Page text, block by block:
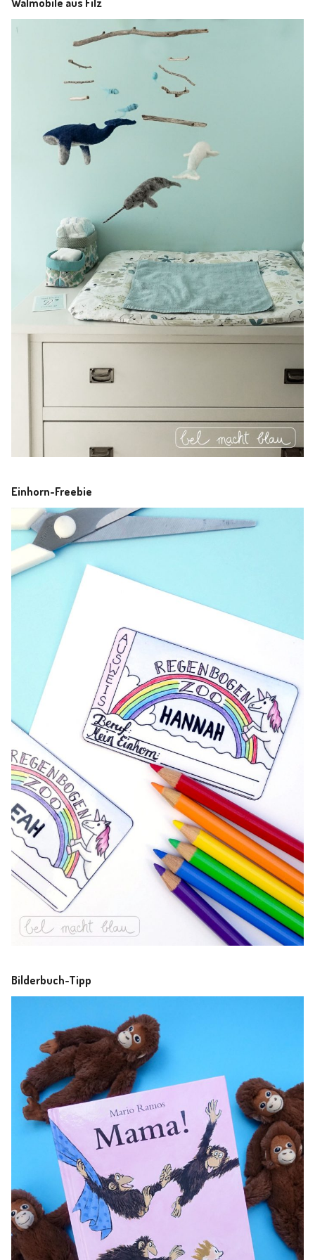
Einhorn-Freebie
Bilderbuch-Tipp